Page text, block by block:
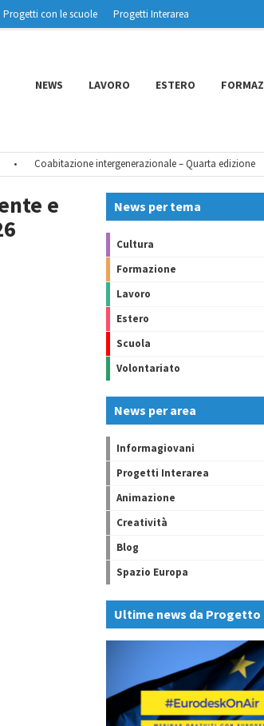
Progetti con le scuole
Progetti Interarea
NEWS LAVORO ESTERO
Coabitazione intergenerazionale – Quarta edizione
e
News per tema
Cultura
Formazione
Lavoro
Estero
Scuola
Volontariato
News per area
Informagiovani
Progetti Interarea
Animazione
Creatività
Blog
Spazio Europa
Ultime news da Progetto